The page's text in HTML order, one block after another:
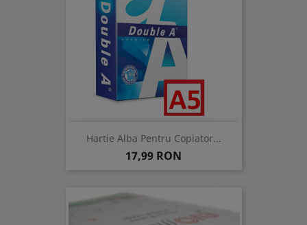
Hartie Alba Pentru Copiator...
Pret
17,99 RON